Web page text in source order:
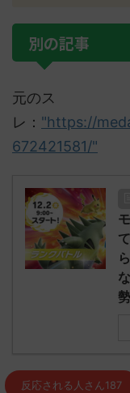
別の記事
元のス
レ： "https://
672421581/"
反応される人さん187